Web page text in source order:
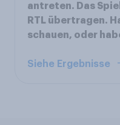
antreten. Das
RTL übertragen.
schauen, oder
Siehe Ergebnisse